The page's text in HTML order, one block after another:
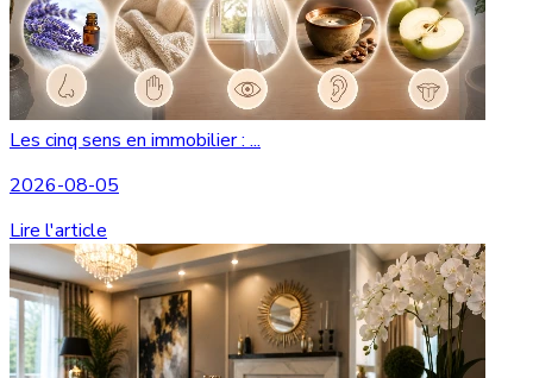
Les cinq sens en immobilier : ...
2026-08-05
Lire l'article